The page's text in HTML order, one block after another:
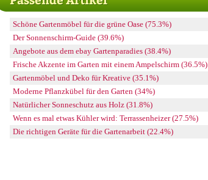
Schöne Gartenmöbel für die grüne Oase (75.3%)
Der Sonnenschirm-Guide (39.6%)
Angebote aus dem ebay Gartenparadies (38.4%)
Frische Akzente im Garten mit einem Ampelschirm (36.5%)
Gartenmöbel und Deko für Kreative (35.1%)
Moderne Pflanzkübel für den Garten (34%)
Natürlicher Sonneschutz aus Holz (31.8%)
Wenn es mal etwas Kühler wird: Terrassenheizer (27.5%)
Die richtigen Geräte für die Gartenarbeit (22.4%)